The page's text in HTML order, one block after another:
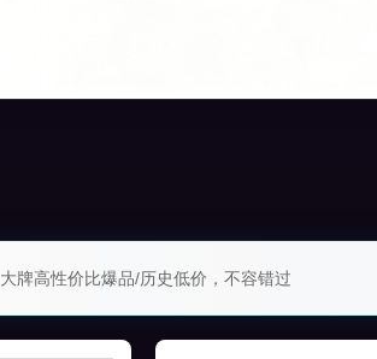
大牌高性价比爆品/历史低价，不容错过